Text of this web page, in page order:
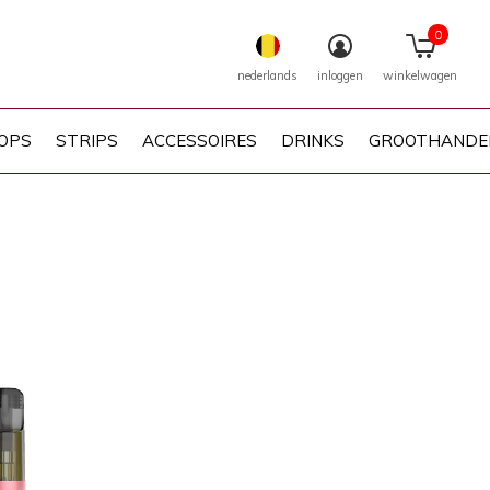
STRIPS ACCESSOIRES DRINKS
nederlands inloggen winkelwagen
0